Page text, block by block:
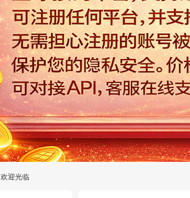
欢迎光临